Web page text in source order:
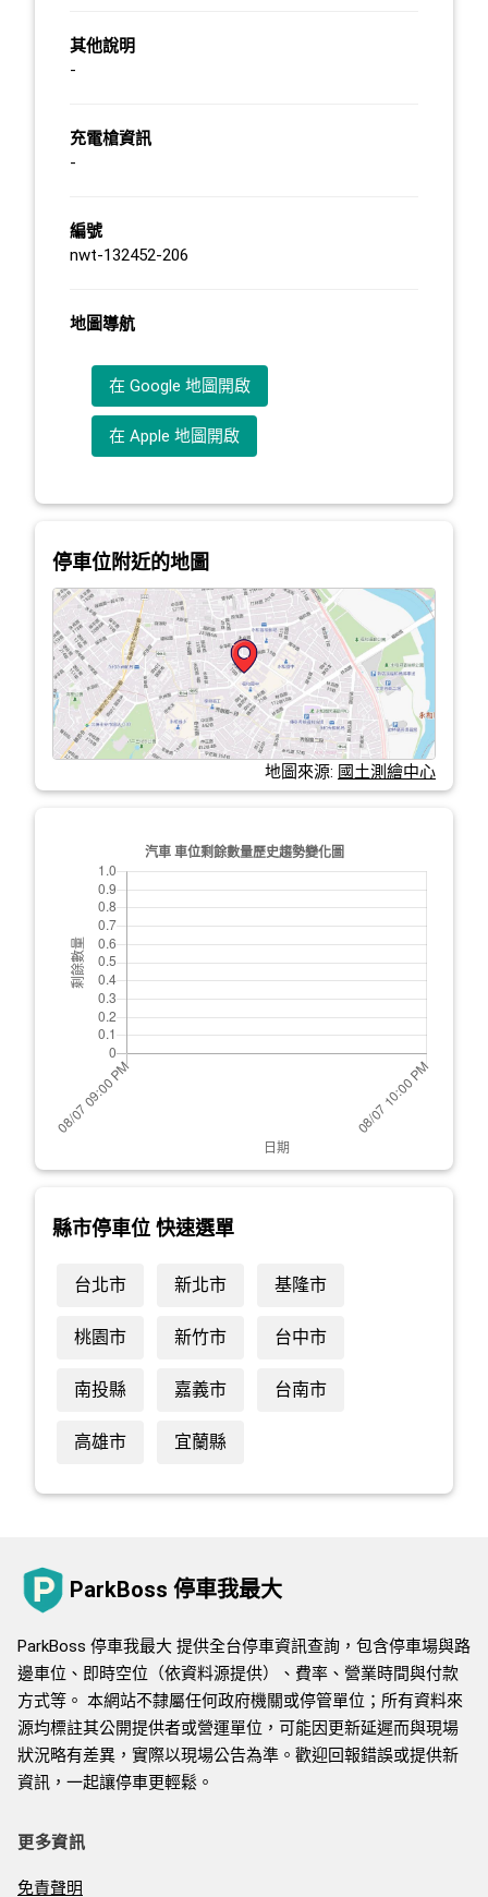
其他說明
-
充電槍資訊
-
編號
nwt-132452-206
地圖導航
在 Google 地圖開啟
在 Apple 地圖開啟
停車位附近的地圖
地圖來源: 國土測繪中心
縣市停車位 快速選單
台北市 新北市 基隆市
桃園市 新竹市 台中市
南投縣 嘉義市 台南市
高雄市 宜蘭縣
ParkBoss 停車我最大
ParkBoss 停車我最大 提供全台停車資訊查詢，包含停車場與路
邊車位、即時空位（依資料源提供）、費率、營業時間與付款
方式等。 本網站不隸屬任何政府機關或停管單位；所有資料來
源均標註其公開提供者或營運單位，可能因更新延遲而與現場
狀況略有差異，實際以現場公告為準。歡迎回報錯誤或提供新
資訊，一起讓停車更輕鬆。
更多資訊
免責聲明